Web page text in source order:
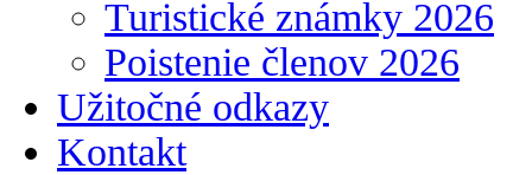
Turistické známky 2026
Poistenie členov 2026
Užitočné odkazy
Kontakt